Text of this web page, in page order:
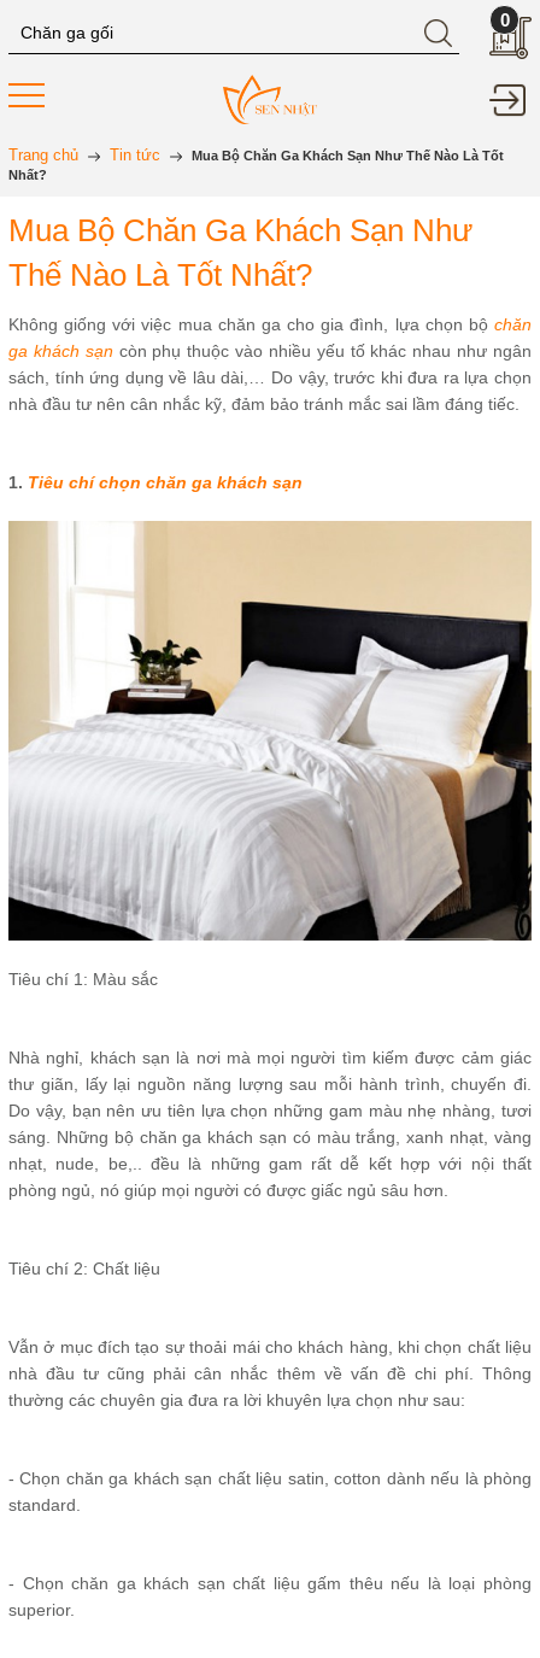
0
Trang chủ Tin tức
Mua Bộ Chăn Ga Khách Sạn Như Thế Nào Là Tốt
Nhất?
Mua Bộ Chăn Ga Khách Sạn Như
Thế Nào Là Tốt Nhất?
Không giống với việc mua chăn ga cho gia đình, lựa chọn bộchăn
ga khách sạncòn phụ thuộc vào nhiều yếu tố khác nhau như ngân
sách, tính ứng dụng về lâu dài,… Do vậy, trước khi đưa ra lựa chọn
nhà đầu tư nên cân nhắc kỹ, đảm bảo tránh mắc sai lầm đáng tiếc.
1. Tiêu chí chọn chăn ga khách sạn
Tiêu chí 1: Màu sắc
Nhà nghỉ, khách sạn là nơi mà mọi người tìm kiếm được cảm giác
thư giãn, lấy lại nguồn năng lượng sau mỗi hành trình, chuyến đi.
Do vậy, bạn nên ưu tiên lựa chọn những gam màu nhẹ nhàng, tươi
sáng. Những bộ chăn ga khách sạn có màu trắng, xanh nhạt, vàng
nhạt, nude, be,.. đều là những gam rất dễ kết hợp với nội thất
phòng ngủ, nó giúp mọi người có được giấc ngủ sâu hơn.
Tiêu chí 2: Chất liệu
Vẫn ở mục đích tạo sự thoải mái cho khách hàng, khi chọn chất liệu
nhà đầu tư cũng phải cân nhắc thêm về vấn đề chi phí. Thông
thường các chuyên gia đưa ra lời khuyên lựa chọn như sau:
- Chọn chăn ga khách sạn chất liệu satin, cotton dành nếu là phòng
standard.
- Chọn chăn ga khách sạn chất liệu gấm thêu nếu là loại phòng
superior.